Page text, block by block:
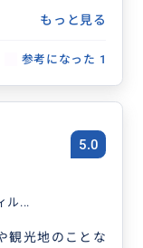
もっと見る
参考になった 1
5.0
ル...
観光地のことな